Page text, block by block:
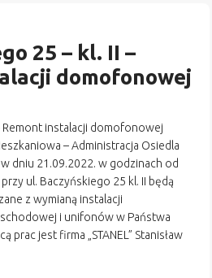
25 – kl. II –
domofonowej
Remont instalacji domofonowej
– Administracja Osiedla
dniu 21.09.2022. w godzinach od
ul. Baczyńskiego 25 kl. II będą
z wymianą instalacji
i unifonów w Państwa
prac jest firma „STANEL” Stanisław